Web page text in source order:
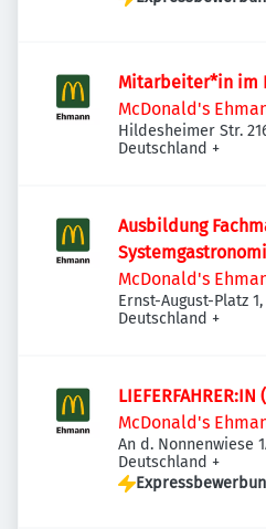
McDonald's
Hildesheimer Str.
Deutschland +
Ausbildung
McDonald's
Ernst-August-Platz
Deutschland +
LIEFERFAHRER:IN
McDonald's
An d. Nonnenwiese
Deutschland +